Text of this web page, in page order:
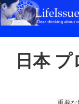
Skip
to
日本